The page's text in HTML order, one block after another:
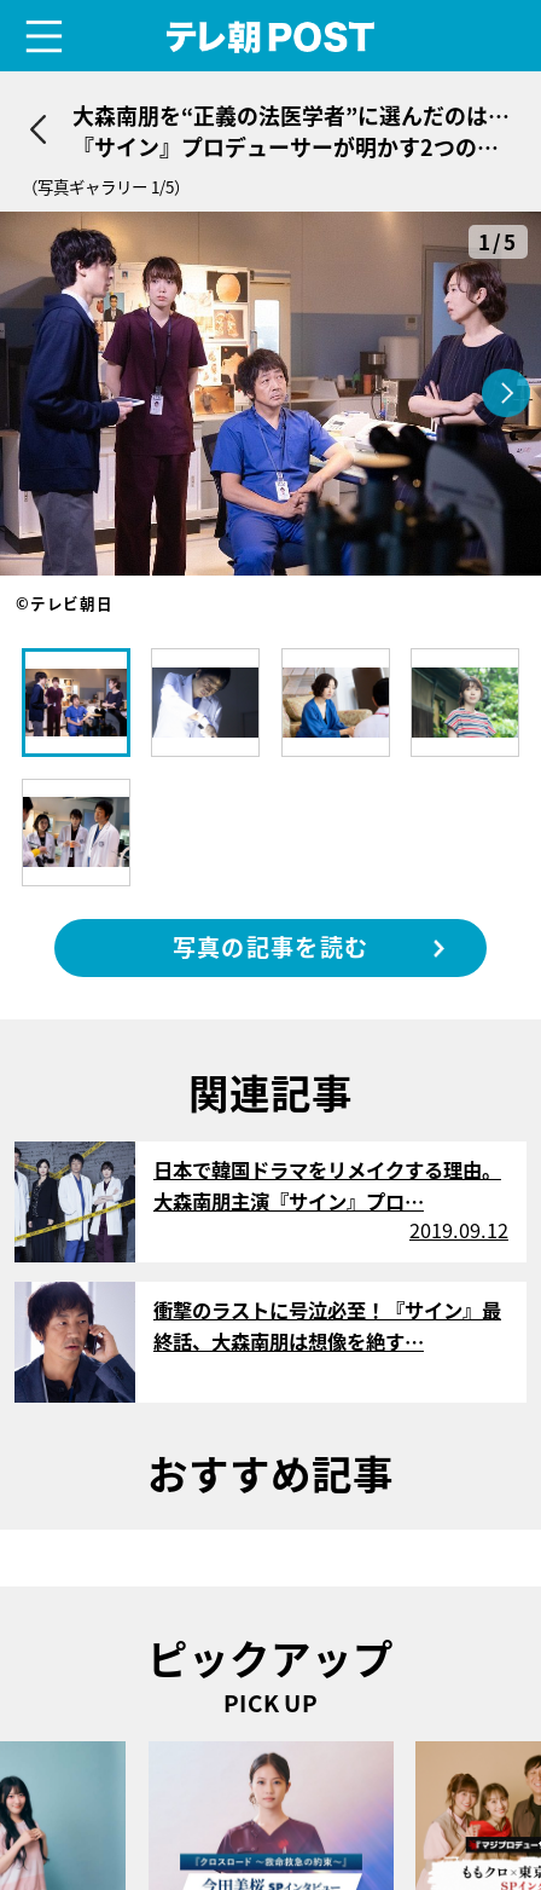
大森南朋を“正義の法医学者”に選んだのは…
『サイン』プロデューサーが明かす2つの理
由
（写真ギャラリー 1/5）
1/5
©テレビ朝日
写真の記事を読む
関連記事
サムネイル
日本で韓国ドラマをリメイクする理由。
大森南朋主演『サイン』プロ…
2019.09.12
サムネイル
衝撃のラストに号泣必至！『サイン』最
終話、大森南朋は想像を絶す…
おすすめ記事
ピックアップ
PICK UP